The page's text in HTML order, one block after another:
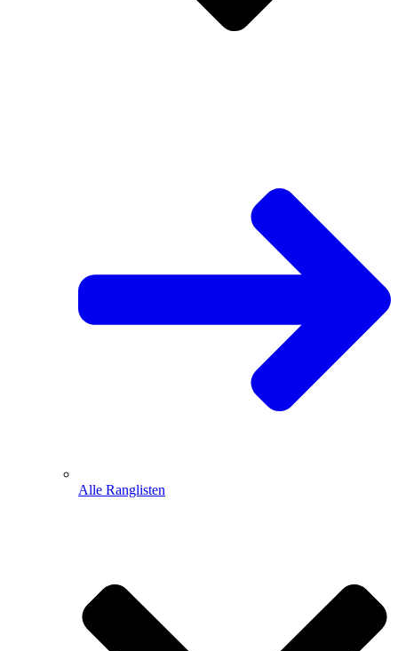
Alle Ranglisten